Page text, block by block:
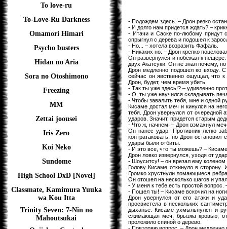
To love-ru
To-Love-Ru Darkness
Omamori Himari
Psycho busters
Hidan no Aria
Sora no Otoshimono
Freezing
ММ
Zettai joousei
Iris Zero
Koi Neko
Sundome
High School DxD [Novel]
Classmate, Kamimura Yuuka
wa Kou Itta
Trinity Seven: 7-Nin no
Mahoutsukai
- Подождем здесь. – Дрон резко
- И долго нам придется ждать? –
- Итачи и Саске по-любому придут
спрыгнул с дерева и подошел к
- Но... – хотела возразить Фафаль.
- Никаких но. – Дрон крепко
Он развернулся и побежал к
двух Акатсуки. Он не знал почему,
Дрон медленно подошел ко входу. С
сейчас он явственно ощущал, что
Дрон, будет, чем время убить.
- Так ты уже здесь!? – удивленно
- О, ты уже научился складывать
- Чтобы завалить тебя, мне и одной
Кисаме достал меч и кинулся на
тебя. Дрон увернулся от очередной
ударов. Значит, придется старым
- Что ж, начнем! – Дрон взмахнул
Он нанес удар. Противник легко
контратаковать, но Дрон
удары были отбиты.
- И это все, что ты можешь? – Кисаме
Дрон ловко извернулся, уходя от
- Шоуситсу! – он врезал ему коленом
Голову Кисаме откинуло в
Громко хрустнули ломающиеся
Он отошел на несколько шагов и
- У меня к тебе есть простой
- Пошел ты! – Кисаме вскочил на
Дрон увернулся от его атаки и
просвистела в нескольких
дыханье. Кисаме ухмыльнулся и
сжимающая меч, брызжа кровью,
проложило спиной о дерево.